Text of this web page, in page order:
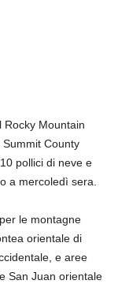
Rocky Mountain
County
pollici di neve e
a mercoledì sera.
le montagne
orientale di
e aree
San Juan orientale